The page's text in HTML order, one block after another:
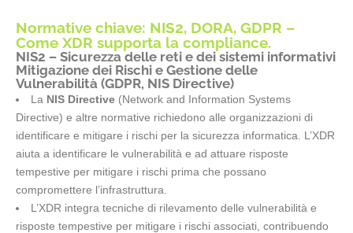
Normative chiave: NIS2, DORA, GDPR –
Come XDR supporta la compliance.
NIS2 – Sicurezza delle reti e dei sistemi informativi
Mitigazione dei Rischi e Gestione delle
Vulnerabilità (GDPR, NIS Directive)
La NIS Directive (Network and Information Systems
Directive) e altre normative richiedono alle organizzazioni di
identificare e mitigare i rischi per la sicurezza informatica. L’XDR
aiuta a identificare le vulnerabilità e ad attuare risposte
tempestive per mitigare i rischi prima che possano
compromettere l’infrastruttura.
L’XDR integra tecniche di rilevamento delle vulnerabilità e
risposte tempestive per mitigare i rischi associati, contribuendo